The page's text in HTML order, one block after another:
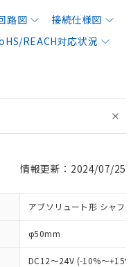
路図
接続仕様図
REACH対応状況
情報更新：2024/07/25
アブソリュート形 シャフト
φ50mm
DC12～24V (-10%～